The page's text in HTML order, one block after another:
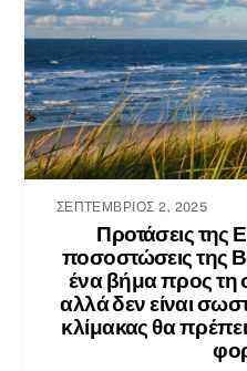
ΣΕΠΤΈΜΒΡΙΟΣ 2, 2025
Προτάσεις της
ποσοστώσεις της
ένα βήμα προς τη
αλλά δεν είναι
κλίμακας θα